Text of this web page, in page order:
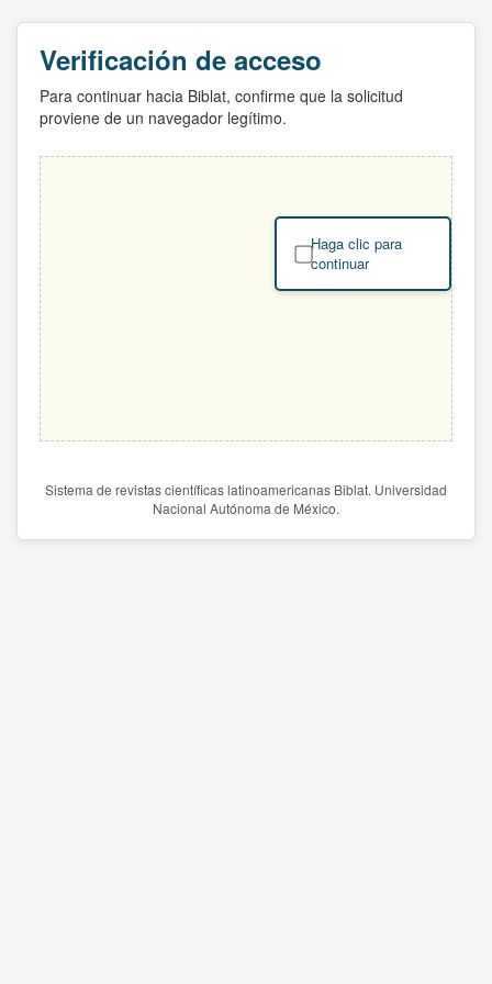
Verificación de acceso
Para continuar hacia Biblat, confirme que la solicitud
proviene de un navegador legítimo.
Haga clic para
continuar
Sistema de revistas científicas latinoamericanas Biblat. Universidad
Nacional Autónoma de México.